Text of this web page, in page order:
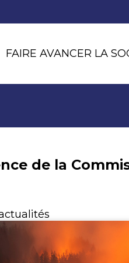
FAIRE AVANCER LA